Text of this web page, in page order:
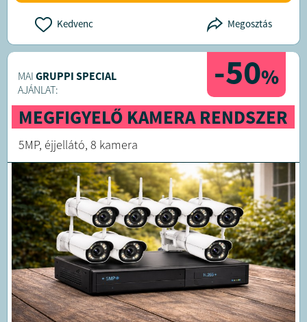
Kedvenc Megosztás
-50%
MAI GRUPPI SPECIAL
AJÁNLAT:
MEGFIGYELŐ KAMERA RENDSZER
5MP, éjjellátó, 8 kamera